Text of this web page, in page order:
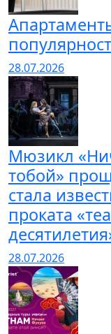
28.07.2026
Мюзикл
тобой»
стала
проката
28.07.2026